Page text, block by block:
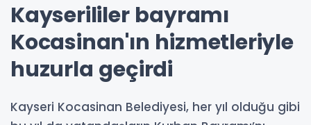
Kayserililer bayramı
Kocasinan'ın hizmetleriyle
huzurla geçirdi
Kayseri Kocasinan Belediyesi, her yıl olduğu gibi